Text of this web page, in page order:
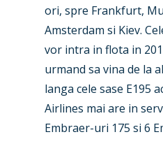
ori, spre Frankfurt,
Amsterdam si Kiev.
vor intra in flota in
urmand sa vina de la
langa cele sase E195
Airlines mai are in
Embraer-uri 175 si 6